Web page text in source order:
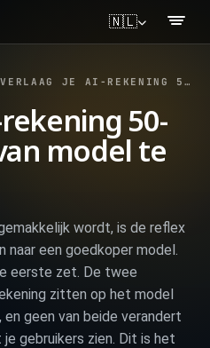
🇳🇱
VERLAAG JE AI-REKENING 50-90% ZONDER VAN MODEL TE WISSELEN
50-
model te
wordt, is de reflex
een goedkoper model.
eerste zet. De twee
zitten op het model
geen van beide verandert
gebruikers zien. Dit is het